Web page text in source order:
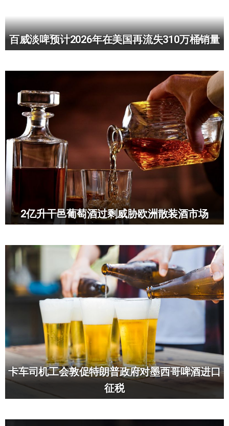
百威淡啤预计2026年在美国再流失310万桶销量
2亿升干邑葡萄酒过剩威胁欧洲散装酒市场
卡车司机工会敦促特朗普政府对墨西哥啤酒进口
征税